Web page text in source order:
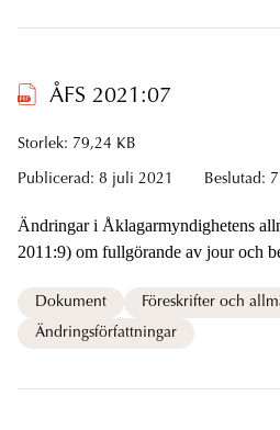
ÅFS 2021:07
Storlek: 79,24 KB
Publicerad: 8 juli 2021 Beslutad:
Ändringar i Åklagarmyndighetens
2011:9) om fullgörande av jour och
Dokument
Föreskrifter och
Ändringsförfattningar